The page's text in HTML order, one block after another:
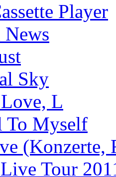
Player
News
Sky
L
To Myself
(Konzerte,
Tour